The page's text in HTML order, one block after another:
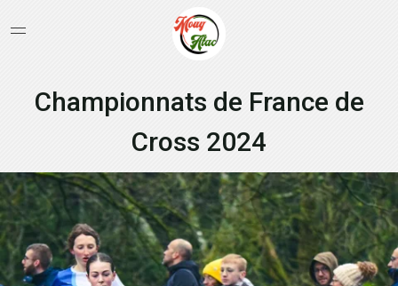
Championnats de France de
Cross 2024